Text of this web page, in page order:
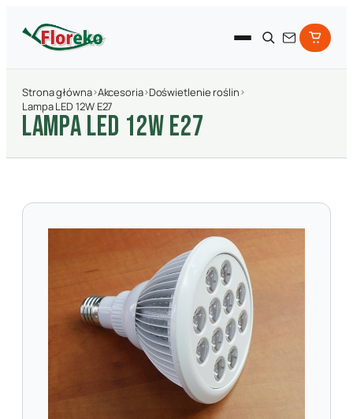
Strona główna›Akcesoria›Doświetlenie roślin›
Lampa LED 12W E27
LAMPA LED 12W E27